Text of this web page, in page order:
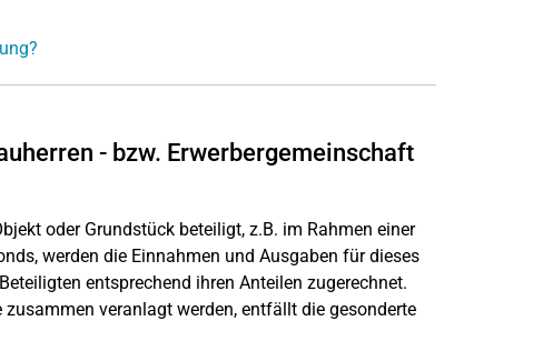
- bzw. Erwerbergemeinschaft
oder Grundstück beteiligt, z.B. im Rahmen einer
werden die Einnahmen und Ausgaben für dieses
entsprechend ihren Anteilen zugerechnet.
veranlagt werden, entfällt die gesonderte